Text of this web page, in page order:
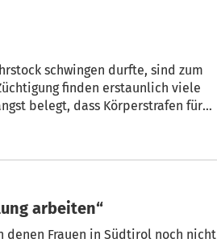
schwingen durfte, sind zum
finden erstaunlich viele
belegt, dass Körperstrafen für
arbeiten“
denen Frauen in Südtirol noch nicht